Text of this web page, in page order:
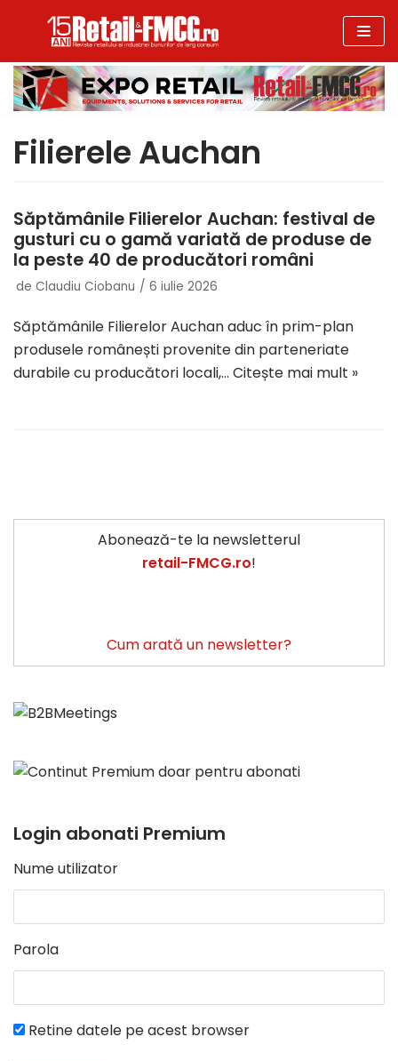
la
conținut
Filierele Auchan
Săptămânile Filierelor Auchan: festival de
gusturi cu o gamă variată de produse de
la peste 40 de producători români
de Claudiu Ciobanu 6 iulie 2026
Săptămânile Filierelor Auchan aduc în prim-plan
produsele românești provenite din parteneriate
durabile cu producători locali,… Citește mai mult »
Abonează-te la newsletterul
retail-FMCG.ro!
Cum arată un newsletter?
Login abonati Premium
Nume utilizator
Parola
Retine datele pe acest browser